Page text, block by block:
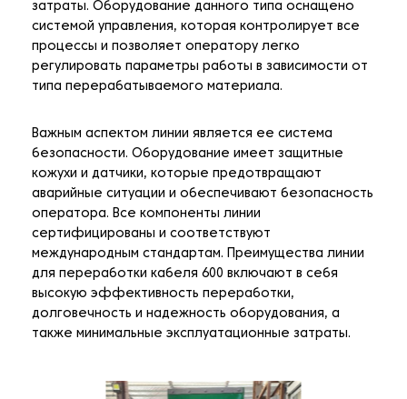
затраты. Оборудование данного типа оснащено
системой управления, которая контролирует все
процессы и позволяет оператору легко
регулировать параметры работы в зависимости от
типа перерабатываемого материала.
Важным аспектом линии является ее система
безопасности. Оборудование имеет защитные
кожухи и датчики, которые предотвращают
аварийные ситуации и обеспечивают безопасность
оператора. Все компоненты линии
сертифицированы и соответствуют
международным стандартам. Преимущества линии
для переработки кабеля 600 включают в себя
высокую эффективность переработки,
долговечность и надежность оборудования, а
также минимальные эксплуатационные затраты.